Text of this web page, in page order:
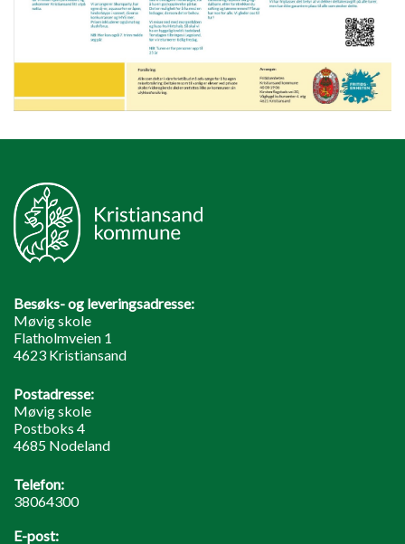
Besøks- og leveringsadresse:
Møvig skole
Flatholmveien 1
4623 Kristiansand
Postadresse:
Møvig skole
Postboks 4
4685 Nodeland
Telefon:
38064300
E-post: